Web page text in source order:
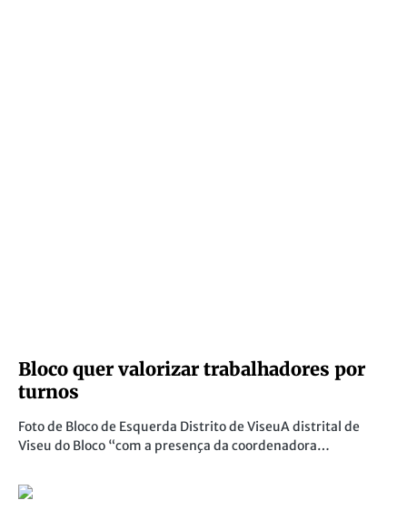
Bloco quer valorizar trabalhadores por
turnos
Foto de Bloco de Esquerda Distrito de ViseuA distrital de
Viseu do Bloco “com a presença da coordenadora…